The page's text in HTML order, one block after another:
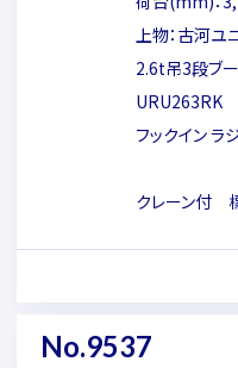
上物：古河ユ
2.6t吊3段ブ
URU263RK
フックイン ラ
クレーン付
No.9537